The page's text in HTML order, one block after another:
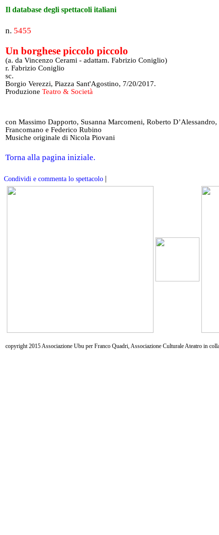
Il database degli spettacoli italiani
n. 5455
Un borghese piccolo piccolo
(a. da Vincenzo Cerami - adattam. Fabrizio Coniglio)
r. Fabrizio Coniglio
sc.
Borgio Verezzi, Piazza Sant'Agostino, 7/20/2017.
Produzione Teatro & Società
con Massimo Dapporto, Susanna Marcomeni, Roberto D’Alessandro,
Francomano e Federico Rubino
Musiche originale di Nicola Piovani
Torna alla pagina iniziale.
Condividi e commenta lo spettacolo |
copyright 2015 Associazione Ubu per Franco Quadri, Associazione Culturale Ateatro in